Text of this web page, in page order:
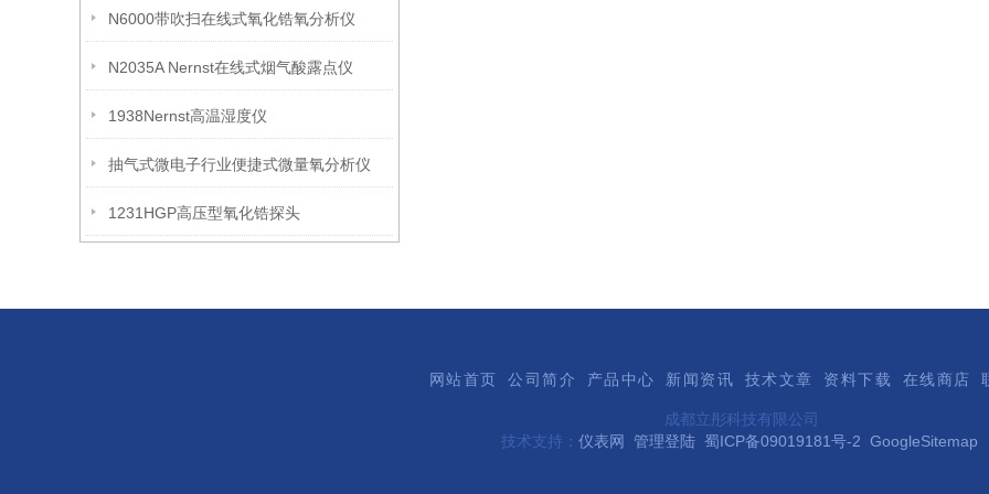
N6000带吹扫在线式氧化锆氧分析仪
N2035A Nernst在线式烟气酸露点仪
1938Nernst高温湿度仪
抽气式微电子行业便捷式微量氧分析仪
1231HGP高压型氧化锆探头
网站首页 公司简介 产品中心 新闻资讯 技术文章 资料下载 在线商店
成都立彤科技有限公司
技术支持： 仪表网 管理登陆 蜀ICP备09019181号-2 GoogleSitemap